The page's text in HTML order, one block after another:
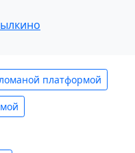
платформой